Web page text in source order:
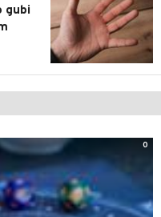
gubi
0